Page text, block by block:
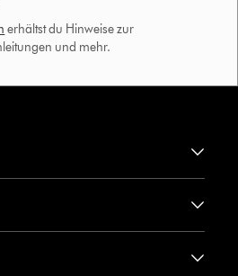
erhältst du Hinweise zur
und mehr.